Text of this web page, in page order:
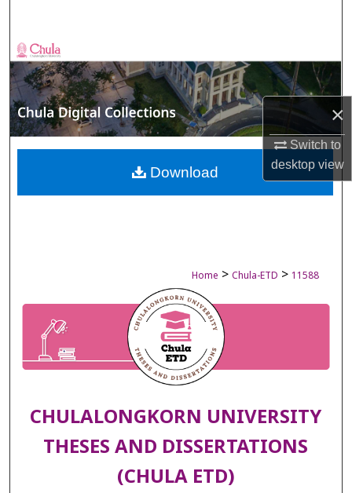
×
Switch to
desktopview
Browse Collections
My Account
About
Digital Commons Network™
Home > Chula-ETD > 11588
CHULALONGKORN UNIVERSITY
THESES AND DISSERTATIONS
(CHULA ETD)
Download